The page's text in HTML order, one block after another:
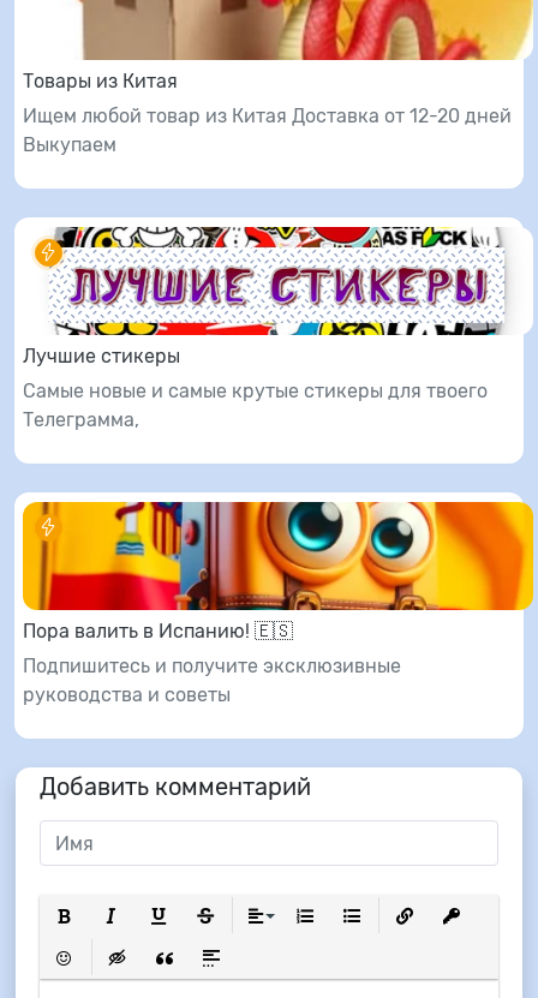
Товары из Китая
Ищем любой товар из Китая Доставка от 12-20 дней
Выкупаем
Лучшие стикеры
Самые новые и самые крутые стикеры для твоего
Телеграмма,
Пора валить в Испанию! 🇪🇸
Подпишитесь и получите эксклюзивные
руководства и советы
Добавить комментарий
Полужирный
Курсив
Вставить смайлик
Вставка скрытого текста
Вставка цитаты
Вставка спойлера